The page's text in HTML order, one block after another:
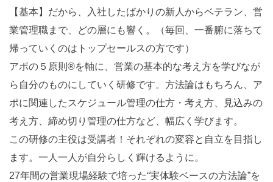
【基本】だから、入社したばかりの新人からベテラン、営
業管理職まで、どの層にも響く。（毎回、一番腑に落ちて
帰っていくのはトップセールスの方です）
アポの５原則®を軸に、営業の基本的な考え方を学びなが
ら自分のものにしていく研修です。方法論はもちろん、ア
ポに関連したスケジュール管理の仕方・考え方、見込みの
考え方、締め切り管理の仕方など、幅広く学びます。
この研修の主役は受講者！それぞれの変容と自立を目指し
ます。一人一人が自分らしく輝けるように。
27年間の営業現場経験で培った“実体験ベースの方法論”を